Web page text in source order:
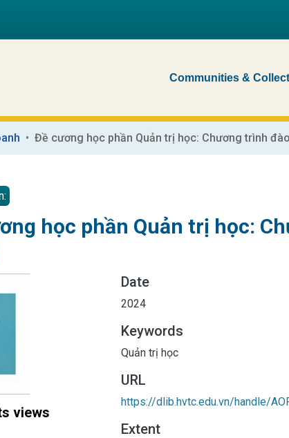
Communities &
học phần Quản trị học:
views
Date
2024
Keywords
Quản trị học
URL
https://dlib.hvtc.edu.vn/handle/
Extent